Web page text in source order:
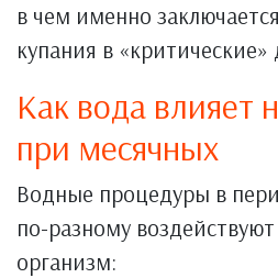
в чем именно
купания в «критические»
Как вода влияет
при месячных
Водные процедуры в
по-разному
организм: